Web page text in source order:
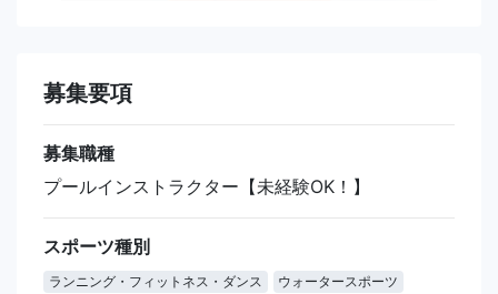
募集要項
募集職種
プールインストラクター【未経験OK！】
スポーツ種別
ランニング・フィットネス・ダンス ウォータースポーツ